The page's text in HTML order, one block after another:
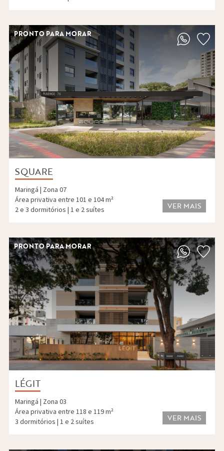
PRONTO PARA MORAR
SQUARE
Maringá | Zona 07
Área privativa entre 101 e 104 m²
2 e 3 dormitórios | 1 e 2 suítes
VER MAIS
PRONTO PARA MORAR
LÉGIT
Maringá | Zona 03
Área privativa entre 118 e 119 m²
3 dormitórios | 1 e 2 suítes
VER MAIS